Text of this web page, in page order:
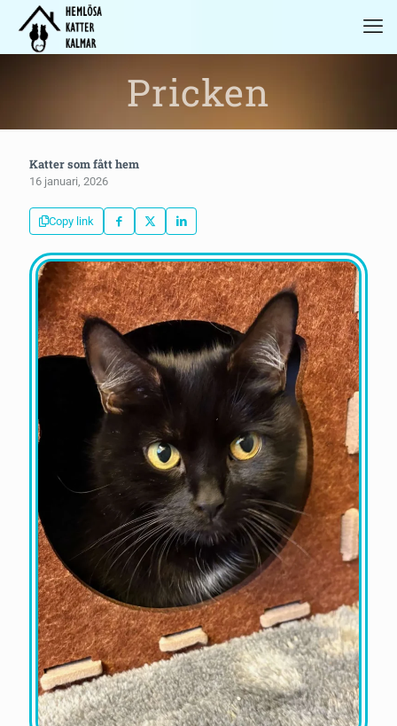
Pricken
Katter som fått hem
16 januari, 2026
Copy link